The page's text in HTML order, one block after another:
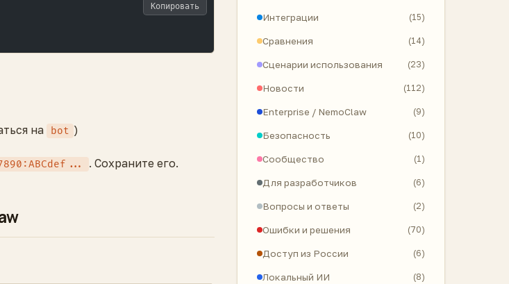
Копировать
на bot )
. Сохраните его.
Интеграции (15)
Сравнения (14)
Сценарии использования (23)
Новости (112)
Enterprise / NemoClaw (9)
Безопасность (10)
Сообщество (1)
Для разработчиков (6)
Вопросы и ответы (2)
Ошибки и решения (70)
Доступ из России (6)
Локальный ИИ (8)